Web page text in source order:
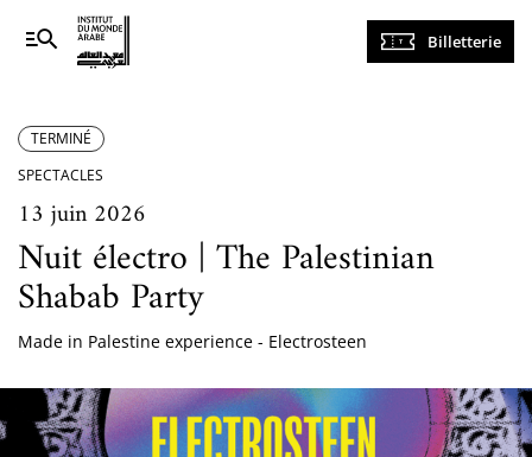
Navigation
principale
Billetterie
TERMINÉ
SPECTACLES
13 juin 2026
Nuit électro | The Palestinian
Shabab Party
Made in Palestine experience - Electrosteen